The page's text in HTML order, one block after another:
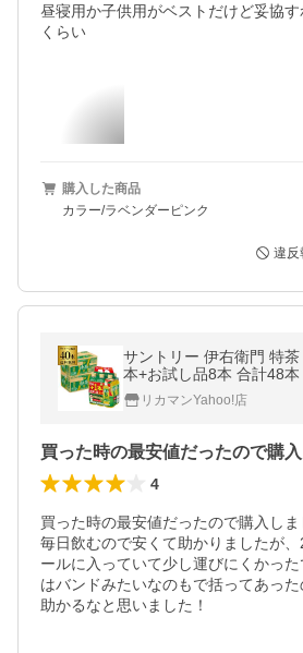
昼寝用か子供用がベストだけど妥協
くらい
購入した商品
カラー/ラベンダーピンク
違反
サントリー 伊右衛門 特
本+お試し品8本 合計48本
用食品 特保 お茶 緑茶 GLY
リカマンYahoo!店
4
買った時の最安値だったので購入しま
毎日飲むので安くて助かりましたが
ールに入っていて少し運びにくかっ
はバンドみたいなのもで括ってあっ
助かるなと思いました！